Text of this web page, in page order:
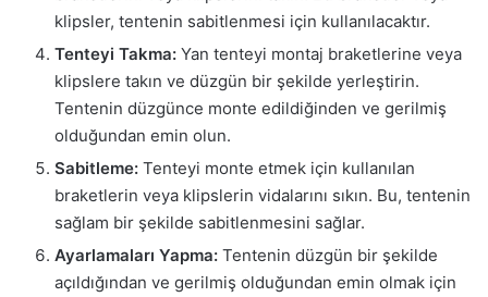
klipsler, tentenin sabitlenmesi için kullanılacaktır.
Tenteyi Takma: Yan tenteyi montaj braketlerine veya
klipslere takın ve düzgün bir şekilde yerleştirin.
Tentenin düzgünce monte edildiğinden ve gerilmiş
olduğundan emin olun.
Sabitleme: Tenteyi monte etmek için kullanılan
braketlerin veya klipslerin vidalarını sıkın. Bu, tentenin
sağlam bir şekilde sabitlenmesini sağlar.
Ayarlamaları Yapma: Tentenin düzgün bir şekilde
açıldığından ve gerilmiş olduğundan emin olmak için